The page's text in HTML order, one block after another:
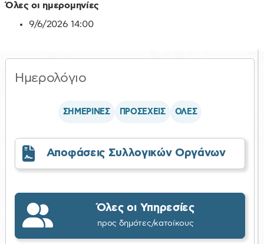
Όλες οι ημερομηνίες
9/6/202614:00
Ημερολόγιο
ΣΗΜΕΡΙΝΕΣ ΠΡΟΣΕΧΕΙΣ ΟΛΕΣ
Αποφάσεις Συλλογικών Οργάνων
Όλες οι Υπηρεσίες
προς δημότες/κατοίκους